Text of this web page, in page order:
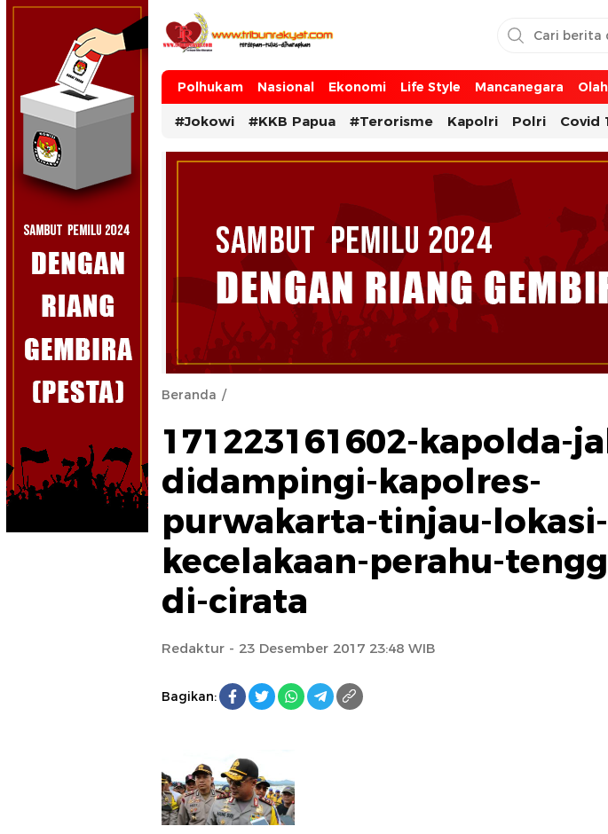
Tribun Rakyat
Tulus – Terdepan – Diharapkan
Polhukam Nasional Ekonomi Life Style Mancanegara
#Jokowi #KKB Papua #Terorisme Kapolri Polri Covid
Beranda
171223161602-kapolda-
didampingi-kapolres-
purwakarta-tinjau-lokasi-
kecelakaan-perahu-
di-cirata
Redaktur - 23 Desember 2017 23:48 WIB
Bagikan: